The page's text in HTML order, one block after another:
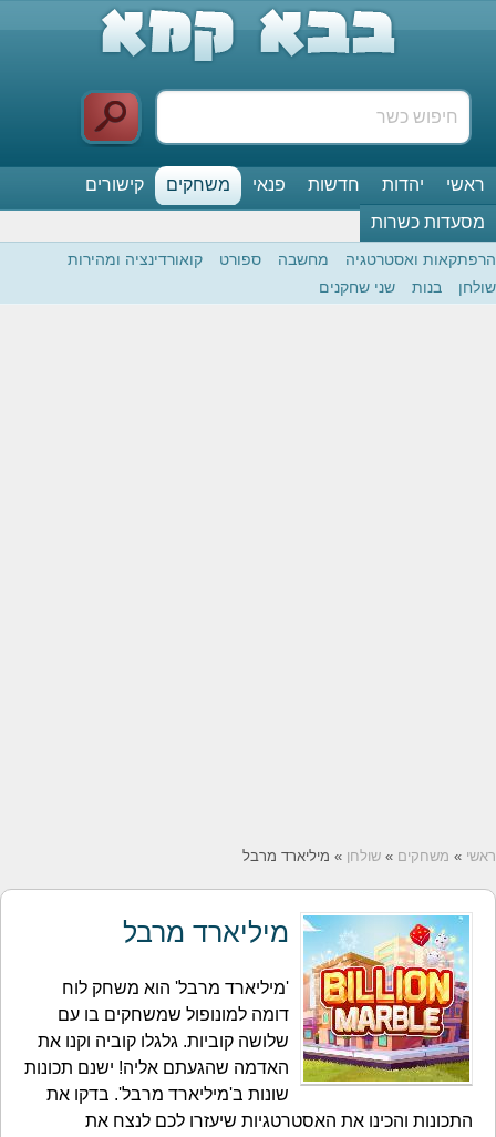
ראשי יהדות חדשות פנאי משחקים
קישורים
מסעדות כשרות
הרפתקאות ואסטרטגיה מחשבה ספורט
קואורדינציה ומהירות
שולחן
בנות שני שחקנים
ראשי » משחקים » שולחן » מיליארד מרבל
מיליארד מרבל
'מיליארד מרבל' הוא משחק לוח
דומה למונופול שמשחקים בו עם
שלושה קוביות. גלגלו קוביה וקנו את
האדמה שהגעתם אליה! ישנם תכונות
שונות ב'מיליארד מרבל'. בדקו את
התכונות והכינו את האסטרטגיות שיעזרו לכם לנצח את